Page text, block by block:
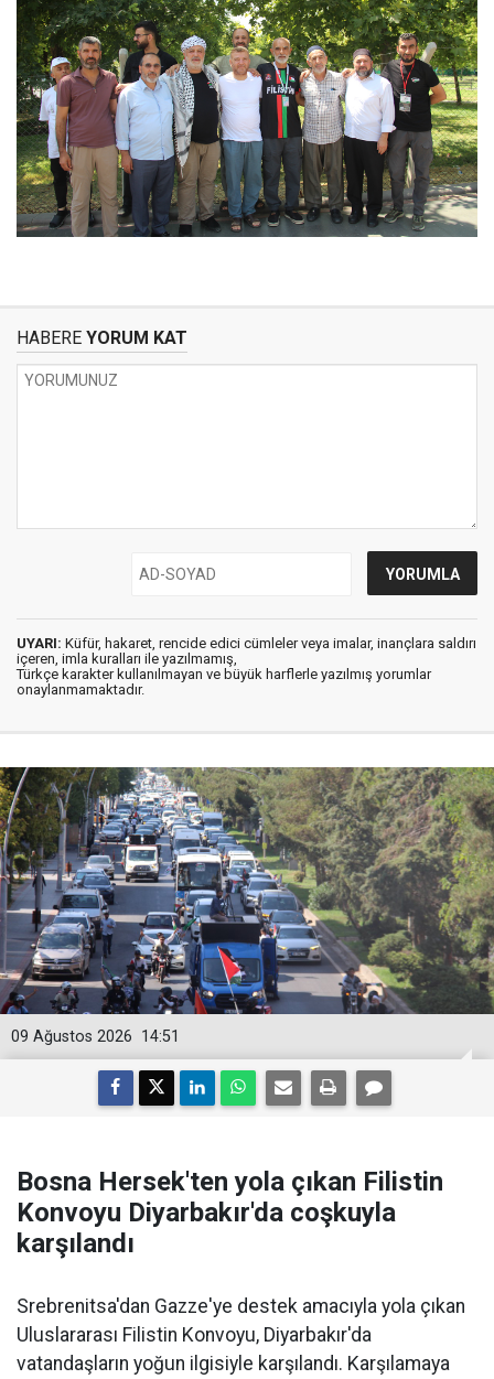
HABERE YORUM KAT
UYARI: Küfür, hakaret, rencide edici cümleler veya imalar, inançlara saldırı
içeren, imla kuralları ile yazılmamış,
Türkçe karakter kullanılmayan ve büyük harflerle yazılmış yorumlar
onaylanmamaktadır.
14:51
09 Ağustos 2026
Bosna Hersek'ten yola çıkan Filistin
Konvoyu Diyarbakır'da coşkuyla
karşılandı
Srebrenitsa'dan Gazze'ye destek amacıyla yola çıkan
Uluslararası Filistin Konvoyu, Diyarbakır'da
vatandaşların yoğun ilgisiyle karşılandı. Karşılamaya